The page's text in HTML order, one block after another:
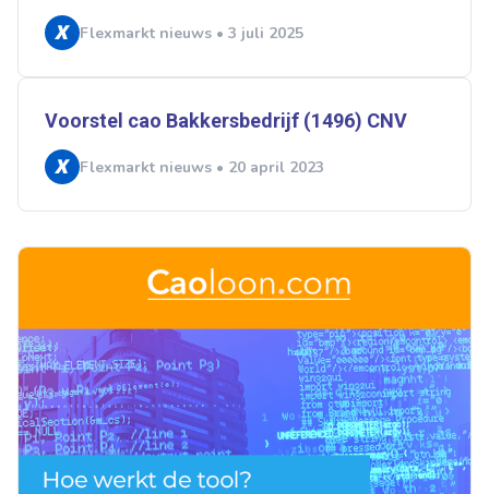
Flexmarkt nieuws • 3 juli 2025
Voorstel cao Bakkersbedrijf (1496) CNV
Flexmarkt nieuws • 20 april 2023